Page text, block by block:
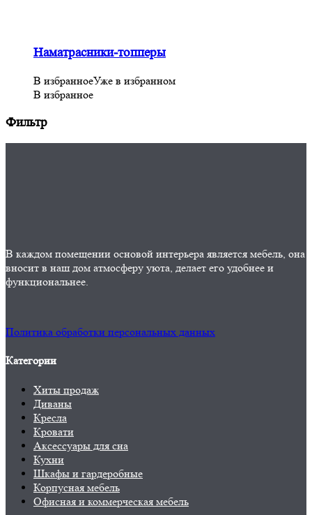
Наматрасники-топперы
В избранноеУже в избранном
В избранное
Фильтр
В каждом помещении основой интерьера является мебель, она
вносит в наш дом атмосферу уюта, делает его удобнее и
функциональнее.
Политика обработки персональных данных
Категории
Хиты продаж
Диваны
Кресла
Кровати
Аксессуары для сна
Кухни
Шкафы и гардеробные
Корпусная мебель
Офисная и коммерческая мебель